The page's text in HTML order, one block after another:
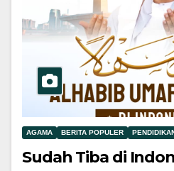
AGAMA BERITA POPULER
Sudah Tiba di